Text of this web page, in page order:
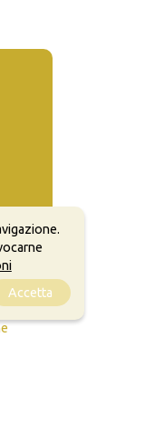
Accetta